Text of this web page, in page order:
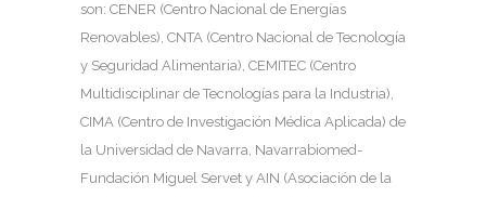
son: CENER (Centro Nacional de Energías
Renovables), CNTA (Centro Nacional de Tecnología
y Seguridad Alimentaria), CEMITEC (Centro
Multidisciplinar de Tecnologías para la Industria),
CIMA (Centro de Investigación Médica Aplicada) de
la Universidad de Navarra, Navarrabiomed-
Fundación Miguel Servet y AIN (Asociación de la